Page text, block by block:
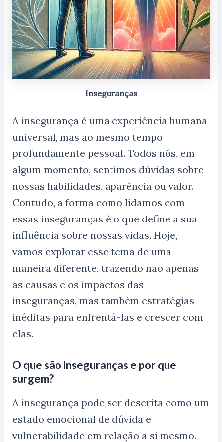
Inseguranças
A insegurança é uma experiência humana
universal, mas ao mesmo tempo
profundamente pessoal. Todos nós, em
algum momento, sentimos dúvidas sobre
nossas habilidades, aparência ou valor.
Contudo, a forma como lidamos com
essas inseguranças é o que define a sua
influência sobre nossas vidas. Hoje,
vamos explorar esse tema de uma
maneira diferente, trazendo não apenas
as causas e os impactos das
inseguranças, mas também estratégias
inéditas para enfrentá-las e crescer com
elas.
O que são inseguranças e por que
surgem?
A insegurança pode ser descrita como um
estado emocional de dúvida e
vulnerabilidade em relação a si mesmo.